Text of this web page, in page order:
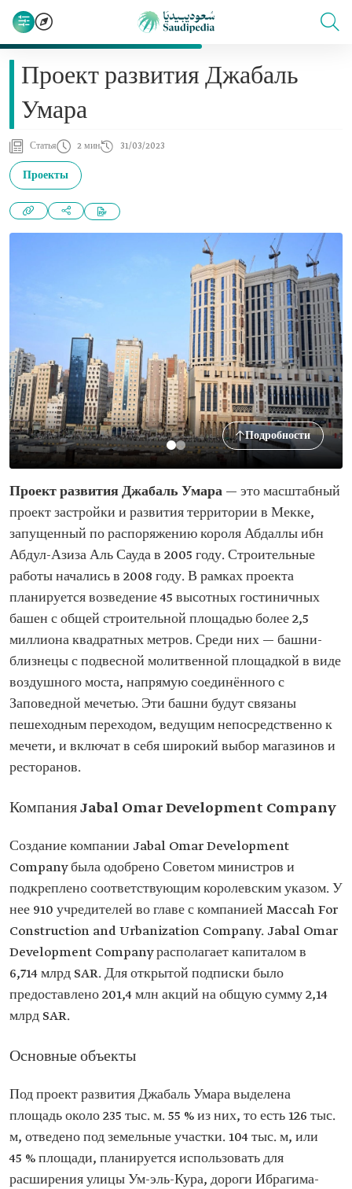
Проект развития Джабаль
Умара
Статья 2 мин 31/03/2023
Проекты
Подробности
Проект развития Джабаль Умара — это масштабный
проект застройки и развития территории в Мекке,
запущенный по распоряжению короля Абдаллы ибн
Абдул-Азиза Аль Сауда в 2005 году. Строительные
работы начались в 2008 году. В рамках проекта
планируется возведение 45 высотных гостиничных
башен с общей строительной площадью более 2,5
миллиона квадратных метров. Среди них — башни-
близнецы с подвесной молитвенной площадкой в виде
воздушного моста, напрямую соединённого с
Заповедной мечетью. Эти башни будут связаны
пешеходным переходом, ведущим непосредственно к
мечети, и включат в себя широкий выбор магазинов и
ресторанов.
Компания Jabal Omar Development Company
Создание компании Jabal Omar Development
Company была одобрено Советом министров и
подкреплено соответствующим королевским указом. У
нее 910 учредителей во главе с компанией Maccah For
Construction and Urbanization Company. Jabal Omar
Development Company располагает капиталом в
6,714 млрд SAR. Для открытой подписки было
предоставлено 201,4 млн акций на общую сумму 2,14
млрд SAR.
Основные объекты
Под проект развития Джабаль Умара выделена
площадь около 235 тыс. м. 55 % из них, то есть 126 тыс.
м, отведено под земельные участки. 104 тыс. м, или
45 % площади, планируется использовать для
расширения улицы Ум-эль-Кура, дороги Ибрагима-